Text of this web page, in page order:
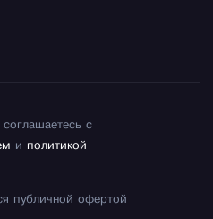
с
и политикой
публичной офертой